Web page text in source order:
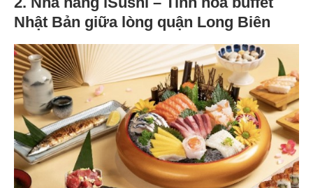
Nhật Bản giữa lòng quận Long Biên